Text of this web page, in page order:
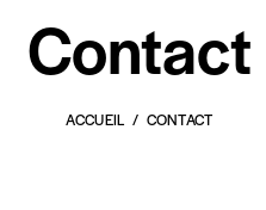
Contact
ACCUEIL CONTACT